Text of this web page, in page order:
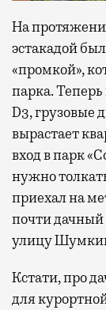
На
эстакадой
«промкой»,
парка.
D3, грузовые
вырастает
вход в парк
нужно
приехал на
почти дачный
улицу
Кстати, про
для